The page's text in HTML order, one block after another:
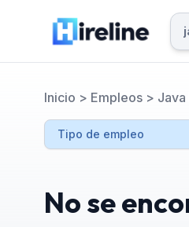
Inicio > Empleos >
No se